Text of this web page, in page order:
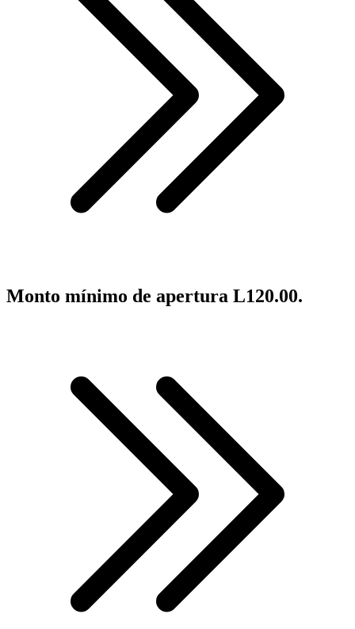
Monto mínimo de apertura L120.00.